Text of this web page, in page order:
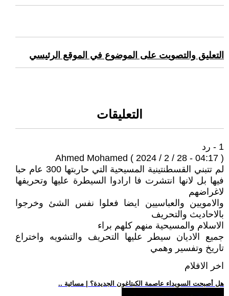
التعليق والتصويت على الموضوع في الموقع الرئيسي
التعليقات
1 - رد
Ahmed Mohamed ( 2024 / 2 / 28 - 04:17 )
لم تتبني القسطنتينية المسيحية التي حاربتها 300 عام حبا
فيها بل لانها انتشرت فا ارادوا السيطرة عليها وتحريفها
لاغراضهم
والامويين والعباسيين ايضا فعلوا نفس الشئ وخرجوا
بالاحاديث والتحريف
الاسلام والمسيحية منهم كلهم براء
جميع الاديان سيطر عليها التحريف والتشويه واختراع
تاريخ وتفسير وهمي
اخر الافلام
.. هل أصبحت السويداء عاصمة الكبتاغون الجديدة؟ | مسائية